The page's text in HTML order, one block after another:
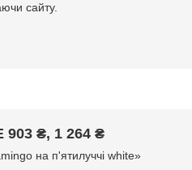
сайту.
₴, 1 264 ₴
на п'ятилуччі white»